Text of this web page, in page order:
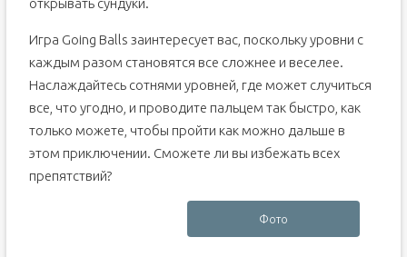
открывать сундуки.
Игра Going Balls заинтересует вас, поскольку уровни с
каждым разом становятся все сложнее и веселее.
Наслаждайтесь сотнями уровней, где может случиться
все, что угодно, и проводите пальцем так быстро, как
только можете, чтобы пройти как можно дальше в
этом приключении. Сможете ли вы избежать всех
препятствий?
Фото